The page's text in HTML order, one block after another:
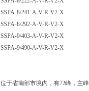
SSPA-8/241-A-V-R-V2-X
SSPA-8/292-A-V-R-V2-X
SSPA-9/403-A-V-R-V2-X
SSPA-9/490-A-V-R-V2-X
位于省南部市境内，有72峰，主